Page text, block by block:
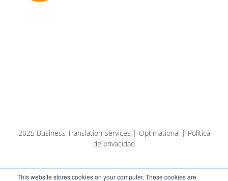
This website stores cookies on your computer. These cookies are
2025 Business Translation Services | Optimational | Política
de privacidad